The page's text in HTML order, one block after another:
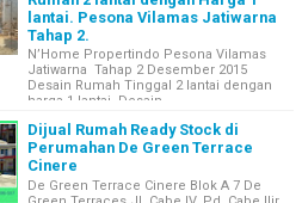
lantai. Pesona Vilamas Jatiwarna
Tahap 2.
N’Home Propertindo Pesona Vilamas
Jatiwarna Tahap 2 Desember 2015
Desain Rumah Tinggal 2 lantai dengan
harga 1 lantai. Desain ...
Dijual Rumah Ready Stock di
Perumahan De Green Terrace
Cinere
De Green Terrace Cinere Blok A 7 De